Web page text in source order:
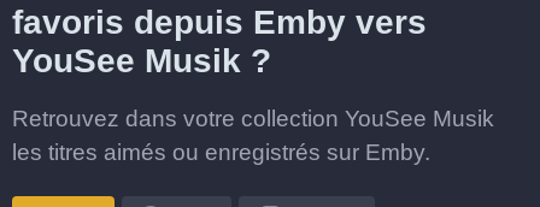
favoris depuis Emby vers
YouSee Musik ?
Retrouvez dans votre collection YouSee Musik
les titres aimés ou enregistrés sur Emby.